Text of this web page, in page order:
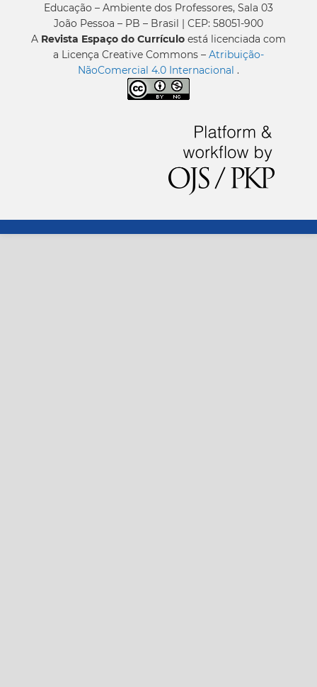
Educação – Ambiente dos Professores, Sala 03
João Pessoa – PB – Brasil | CEP: 58051-900
A Revista Espaço do Currículo está licenciada com
a Licença Creative Commons – Atribuição-
NãoComercial 4.0 Internacional .